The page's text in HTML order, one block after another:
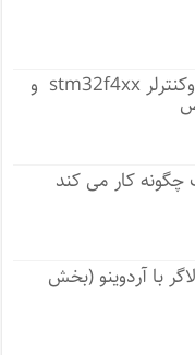
راه اندازی واحد ADC میکروکنترلر stm32f4xx و
کار می کند
با آردوینو (بخش